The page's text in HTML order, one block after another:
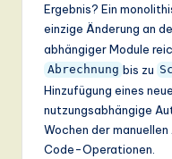
Ergebnis? Ein
einzige Änderung an
abhängiger Module
Abrechnung bis zu
Hinzufügung eines
nutzungsabhängige
Wochen der
Code-Operationen.